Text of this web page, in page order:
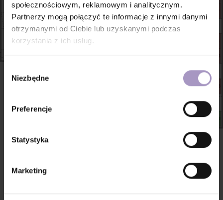
społecznościowym, reklamowym i analitycznym.
Partnerzy mogą połączyć te informacje z innymi danymi
otrzymanymi od Ciebie lub uzyskanymi podczas
korzystania z ich usług.
zgody
Niezbędne
Preferencje
Statystyka
Marketing
Contact us